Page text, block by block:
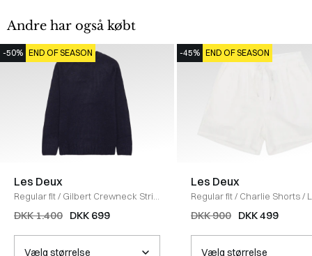
Andre har også købt
-50% END OF SEASON
Les Deux
Regular fit/ Gilbert Crewneck Strik
/DARK NAVY
DKK 1.400 DKK 699
-45% END OF SEASON
Les Deux
Regular fit/ Charlie Shorts/
IVORY
DKK 900 DKK 499